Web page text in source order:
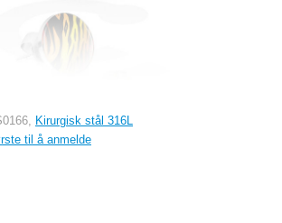
Kirurgisk stål 316L
til å anmelde